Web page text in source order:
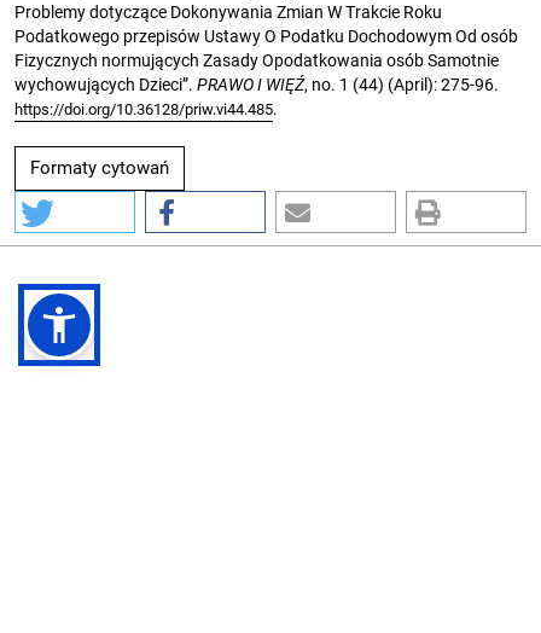
Problemy dotyczące Dokonywania Zmian W Trakcie Roku
Podatkowego przepisów Ustawy O Podatku Dochodowym Od osób
Fizycznych normujących Zasady Opodatkowania osób Samotnie
wychowujących Dzieci”. PRAWO I WIĘŹ, no. 1 (44) (April): 275-96.
https://doi.org/10.36128/priw.vi44.485.
Formaty cytowań